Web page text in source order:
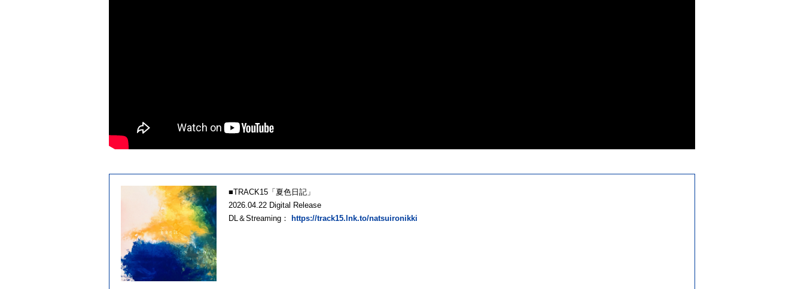
■TRACK15「夏色日記」
2026.04.22 Digital Release
DL＆Streaming： https://track15.lnk.to/natsuironikki